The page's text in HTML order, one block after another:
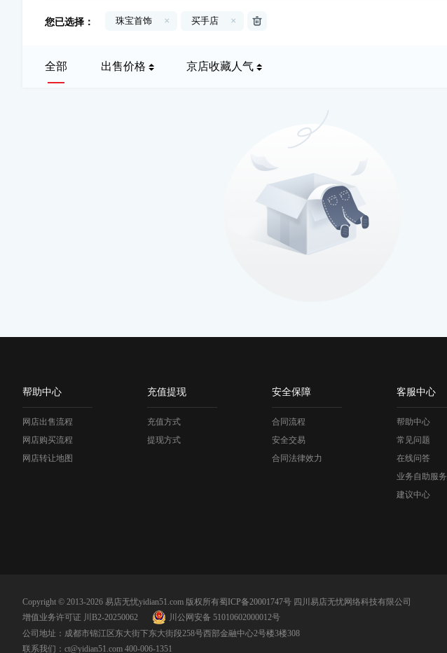
您已选择： 珠宝首饰 × 买手店 ×
全部 出售价格 京店收藏人气
帮助中心
网店出售流程
网店购买流程
网店转让地图
充值提现
充值方式
提现方式
安全保障
合同流程
安全交易
合同法律效力
客服中心
帮助中心
常见问题
在线问答
业务自助服务
建议中心
Copyright © 2013-2026 易店无忧yidian51.com 版权所有蜀ICP备20001747号 四川易店无忧网络科技有限公司
增值业务许可证 川B2-20250062
川公网安备 51010602000012号
公司地址：成都市锦江区东大街下东大街段258号西部金融中心2号楼3楼308
联系我们： ct@yidian51.com 400-006-1351